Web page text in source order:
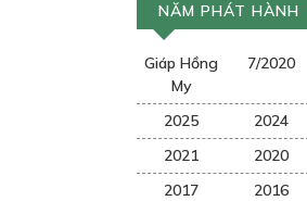
NĂM PHÁT HÀNH
Giáp Hồng
My
7/2020
2025 2024
2021
2020
2017
2016